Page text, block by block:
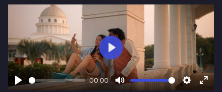
00:00
Play